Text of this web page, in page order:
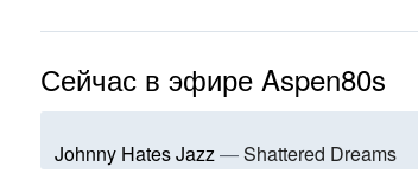
Сейчас в эфире Aspen80s
Johnny Hates Jazz—Shattered Dreams